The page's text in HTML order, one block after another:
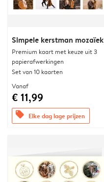
Simpele kerstman mozaïek
Premium kaart met keuze uit 3
papierafwerkingen
Set van 10 kaarten
Vanaf
€ 11,99
offers Elke dag lage prijzen